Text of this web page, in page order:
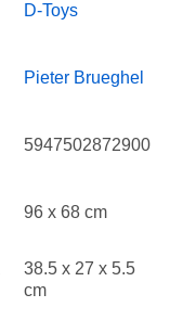
D-Toys
Pieter Brueghel
5947502872900
96 x 68 cm
38.5 x 27 x 5.5
cm